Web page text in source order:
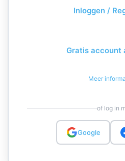
Inloggen /
Gratis account
Meer
of log in
Google